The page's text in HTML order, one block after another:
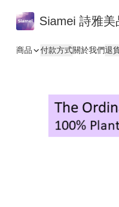
Siamei 詩雅美
商品 付款方式關於我們退